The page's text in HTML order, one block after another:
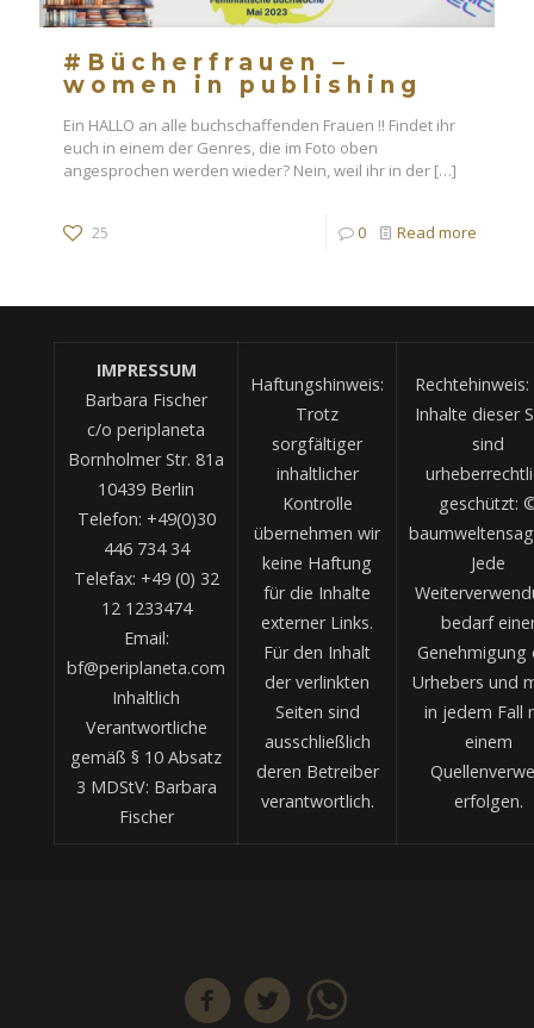
#Bücherfrauen –
women in publishing
Ein HALLO an alle buchschaffenden Frauen !! Findet ihr
euch in einem der Genres, die im Foto oben
angesprochen werden wieder? Nein, weil ihr in der […]
25 0 Read more
IMPRESSUM
Barbara Fischer
c/o periplaneta
Bornholmer Str. 81a
10439 Berlin
Telefon: +49(0)30
446 734 34
Telefax: +49 (0) 32
12 1233474
Email:
bf@periplaneta.com
Inhaltlich
Verantwortliche
gemäß § 10 Absatz
3 MDStV: Barbara
Fischer
Haftungshinweis:
Trotz
sorgfältiger
inhaltlicher
Kontrolle
übernehmen wir
keine Haftung
für die Inhalte
externer Links.
Für den Inhalt
der verlinkten
Seiten sind
ausschließlich
deren Betreiber
verantwortlich.
Rechtehinweis:
Inhalte dieser
sind
geschützt:
Jede
bedarf
Genehmigung
Urhebers und
in jedem Fall
einem
erfolgen.